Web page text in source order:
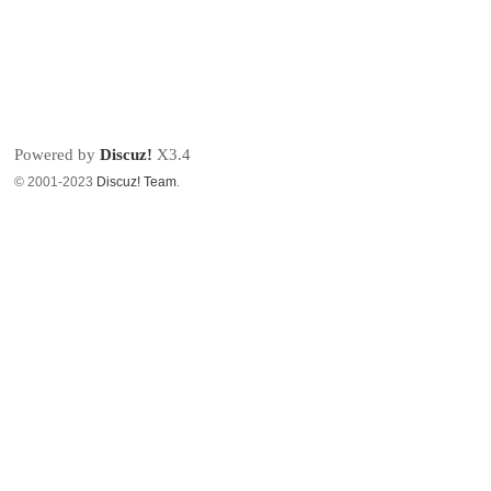
Powered byDiscuz! X3.4
© 2001-2023 Discuz! Team.